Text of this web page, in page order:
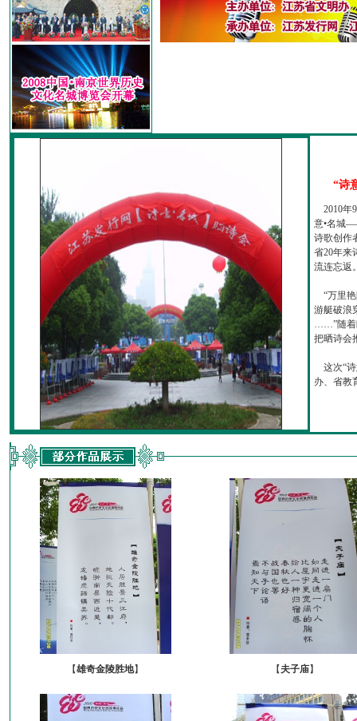
“诗
2010年
意•名城
诗歌创作
省20年来
流连忘返
“万里艳
游艇破浪
……”随着
把晒诗会
这次“诗
办、省教
【雄奇金陵胜地】 【夫子庙】